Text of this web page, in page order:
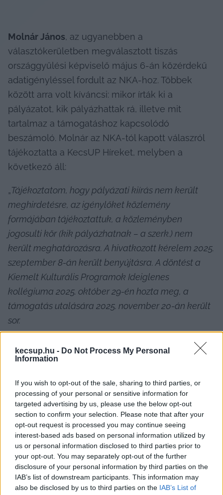
kecsup.hu - Do Not Process My Personal
Information
If you wish to opt-out of the sale, sharing to third parties, or
processing of your personal or sensitive information for
targeted advertising by us, please use the below opt-out
section to confirm your selection. Please note that after your
opt-out request is processed you may continue seeing
interest-based ads based on personal information utilized by
us or personal information disclosed to third parties prior to
your opt-out. You may separately opt-out of the further
disclosure of your personal information by third parties on the
IAB’s list of downstream participants. This information may
also be disclosed by us to third parties on the IAB’s List of
Molnár János, az ugyanebben a
választókerületben megválasztott tiszás
országgyűlési képviselő május 6-án közérdekű
adatigényléssel fordult az NKA-hoz. Többek
között arra volt kíváncsi: mikor írták ki a
pályázatot, kik pályázhattak rá, illetve mit
tartalmaz a támogatáshoz kapcsolódó
beszámoló. Molnár az NKA-tól kapott válaszról
tájékoztatta a KecsUP Híreket, melyben a
következő áll:
„Tájékoztatom, hogy pályázati kiírás nem került
meghirdetésre, az igénylőket közlemény
formájában tájékoztattuk, a közleményben
jogosulti kör (kik pályázhatnak – a szerk.) nem
került meghatározásra. A hivatkozott kérelem 2025.
szeptember 8-án került benyújtásra. A döntést a
Kiemelt Kulturális Programok Ideiglenes
kollégiuma 2025. október 29-én hozta meg, a
támogatás utalására 2025. november 20-án került
sor.
Tájékoztatom, hogy az igénylő 2026. május 8-án
önként visszafizette a teljes támogatást, az ügyleti
kapott határidőt, ezt követően kerülhet a
támogatás lezárt státuszba.”
HIRDETÉS